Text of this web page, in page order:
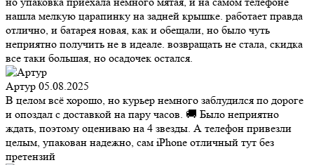
нашла мелкую царапинку на задней крышке. работает правда
отлично, и батарея новая, как и обещали, но было чуть
неприятно получить не в идеале. возвращать не стала, скидка
все таки большая, но осадочек остался.
Артур 05.08.2025
В целом всё хорошо, но курьер немного заблудился по дороге
и опоздал с доставкой на пару часов. 🚚 Было неприятно
ждать, поэтому оцениваю на 4 звезды. А телефон привезли
целым, упакован надежно, сам iPhone отличный тут без
претензий